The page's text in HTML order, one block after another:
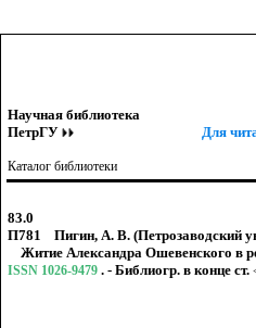
Научная библиотека
ПетрГУ
Каталог библиотеки
Для
83.0
П781 Пигин, А. В. (Петрозаводский
Житие Александра Ошевенского в
ISSN 1026-9479 . - Библиогр. в конце ст.